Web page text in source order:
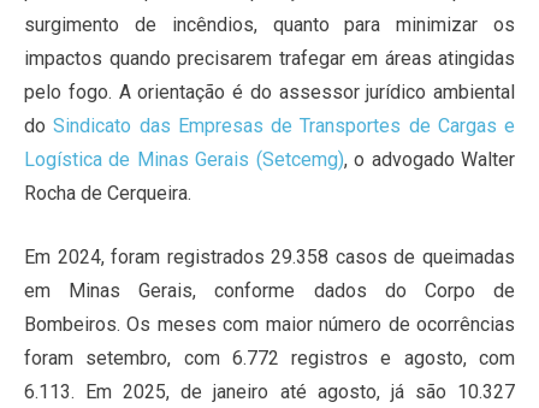
surgimento de incêndios, quanto para minimizar os
impactos quando precisarem trafegar em áreas atingidas
pelo fogo. A orientação é do assessor jurídico ambiental
doSindicato das Empresas de Transportes de Cargas e
Logística de Minas Gerais (Setcemg), o advogado Walter
Rocha de Cerqueira.
Em 2024, foram registrados 29.358 casos de queimadas
em Minas Gerais, conforme dados do Corpo de
Bombeiros. Os meses com maior número de ocorrências
foram setembro, com 6.772 registros e agosto, com
6.113. Em 2025, de janeiro até agosto, já são 10.327